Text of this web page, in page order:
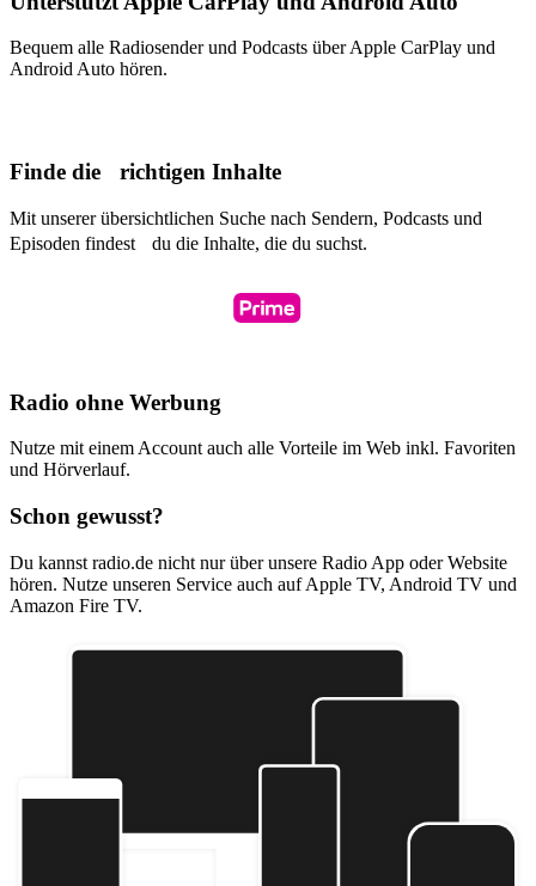
Bequem alle Radiosender und Podcasts über Apple CarPlay und
Android Auto hören.
Finde die richtigen Inhalte
Mit unserer übersichtlichen Suche nach Sendern, Podcasts und
Episoden findest du die Inhalte, die du suchst.
Radio ohne Werbung
Nutze mit einem Account auch alle Vorteile im Web inkl. Favoriten
und Hörverlauf.
Schon gewusst?
Du kannst radio.de nicht nur über unsere Radio App oder Website
hören. Nutze unseren Service auch auf Apple TV, Android TV und
Amazon Fire TV.